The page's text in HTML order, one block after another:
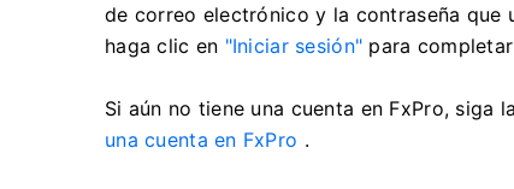
de correo electrónico y la contraseña que
haga clic en "Iniciar sesión" para
Si aún no tiene una cuenta en FxPro, siga
una cuenta en FxPro .